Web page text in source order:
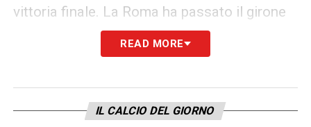
vittoria finale. La Roma ha passato il girone
come seconda dietro al Real Madrid, ragion
per cui la sua avversaria uscirà dall’elenco
Manchester City, Borussia Dortmund,
Barcellona, Paris Saint Germain, Bayern
READ MORE
IL CALCIO DEL GIORNO